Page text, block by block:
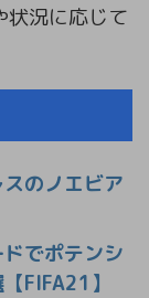
状況に応じて
のノエビア
でポテンシ
FIFA21】